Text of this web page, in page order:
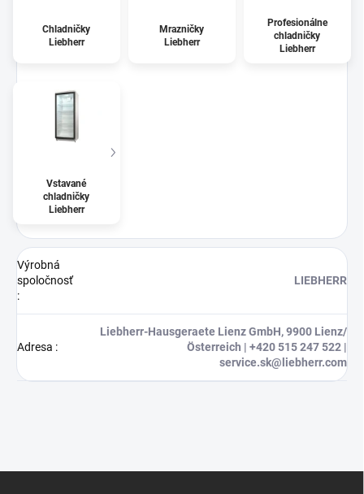
Chladničky
Liebherr
Mrazničky
Liebherr
Profesionálne
chladničky
Liebherr
Vstavané
chladničky
Liebherr
Výrobná
spoločnosť
:
LIEBHERR
Adresa :
Liebherr-Hausgeraete Lienz GmbH, 9900 Lienz/
Österreich | +420 515 247 522 |
service.sk@liebherr.com